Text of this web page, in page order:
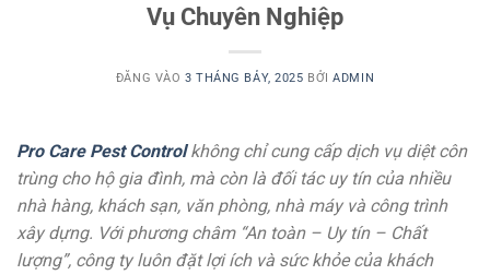
Vụ Chuyên Nghiệp
ĐĂNG VÀO 3 THÁNG BẢY, 2025 BỞIADMIN
Pro Care Pest Controlkhông chỉ cung cấp dịch vụ diệt côn
trùng cho hộ gia đình, mà còn là đối tác uy tín của nhiều
nhà hàng, khách sạn, văn phòng, nhà máy và công trình
xây dựng. Với phương châm “An toàn – Uy tín – Chất
lượng”, công ty luôn đặt lợi ích và sức khỏe của khách